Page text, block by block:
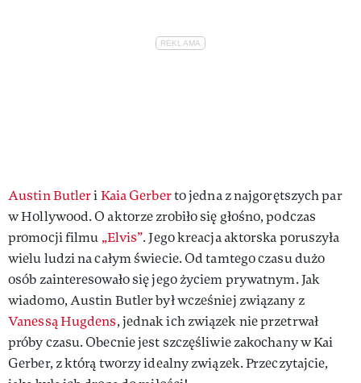
Austin ButleriKaia Gerberto jedna z najgorętszych par
w Hollywood. O aktorze zrobiło się głośno, podczas
promocji filmu „Elvis”. Jego kreacja aktorska poruszyła
wielu ludzi na całym świecie. Od tamtego czasu dużo
osób zainteresowało się jego życiem prywatnym. Jak
wiadomo, Austin Butler był wcześniej związany z
Vanessą Hugdens, jednak ich związek nie przetrwał
próby czasu. Obecnie jest szczęśliwie zakochany w Kai
Gerber, z którą tworzy idealny związek. Przeczytajcie,